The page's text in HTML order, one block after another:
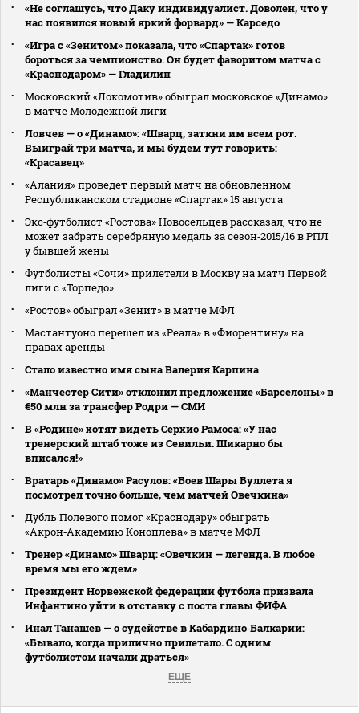
«Не соглашусь, что Даку индивидуалист. Доволен, что у
нас появился новый яркий форвард» — Карседо
«Игра с «Зенитом» показала, что «Спартак» готов
бороться за чемпионство. Он будет фаворитом матча с
«Краснодаром» — Гладилин
Московский «Локомотив» обыграл московское «Динамо»
в матче Молодежной лиги
Ловчев — о «Динамо»: «Шварц, заткни им всем рот.
Выиграй три матча, и мы будем тут говорить:
«Красавец»
«Алания» проведет первый матч на обновленном
Республиканском стадионе «Спартак» 15 августа
Экс‑футболист «Ростова» Новосельцев рассказал, что не
может забрать серебряную медаль за сезон‑2015/16 в РПЛ
у бывшей жены
Футболисты «Сочи» прилетели в Москву на матч Первой
лиги с «Торпедо»
«Ростов» обыграл «Зенит» в матче МФЛ
Мастантуоно перешел из «Реала» в «Фиорентину» на
правах аренды
Стало известно имя сына Валерия Карпина
«Манчестер Сити» отклонил предложение «Барселоны» в
€50 млн за трансфер Родри — СМИ
В «Родине» хотят видеть Серхио Рамоса: «У нас
тренерский штаб тоже из Севильи. Шикарно бы
вписался!»
Вратарь «Динамо» Расулов: «Боев Шары Буллета я
посмотрел точно больше, чем матчей Овечкина»
Дубль Полевого помог «Краснодару» обыграть
«Акрон‑Академию Коноплева» в матче МФЛ
Тренер «Динамо» Шварц: «Овечкин — легенда. В любое
время мы его ждем»
Президент Норвежской федерации футбола призвала
Инфантино уйти в отставку с поста главы ФИФА
Инал Танашев — о судействе в Кабардино‑Балкарии:
«Бывало, когда прилично прилетало. С одним
футболистом начали драться»
ЕЩЕ